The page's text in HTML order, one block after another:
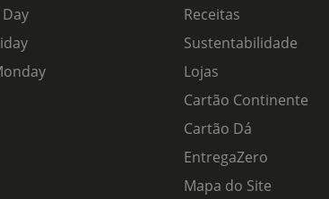
Receitas
Sustentabilidade
Lojas
Cartão Continente
Cartão Dá
EntregaZero
Mapa do Site